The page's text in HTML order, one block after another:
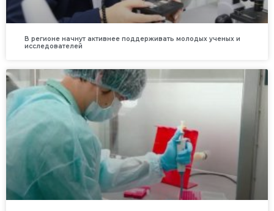
В регионе начнут активнее поддерживать молодых ученых и
исследователей